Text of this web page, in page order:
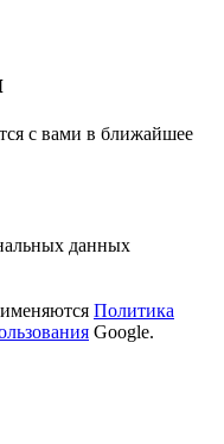
с вами в ближайшее
данных
Политика
Google.